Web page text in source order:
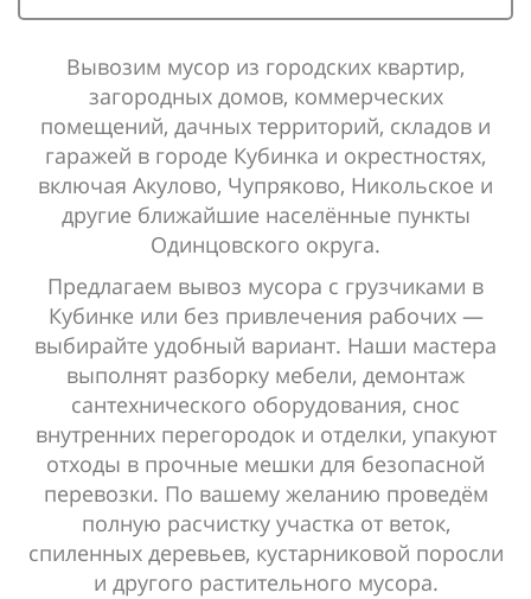
Вывозим мусор из городских квартир,
загородных домов, коммерческих
помещений, дачных территорий, складов и
гаражей в городе Кубинка и окрестностях,
включая Акулово, Чупряково, Никольское и
другие ближайшие населённые пункты
Одинцовского округа.
Предлагаем вывоз мусора с грузчиками в
Кубинке или без привлечения рабочих —
выбирайте удобный вариант. Наши мастера
выполнят разборку мебели, демонтаж
сантехнического оборудования, снос
внутренних перегородок и отделки, упакуют
отходы в прочные мешки для безопасной
перевозки. По вашему желанию проведём
полную расчистку участка от веток,
спиленных деревьев, кустарниковой поросли
и другого растительного мусора.